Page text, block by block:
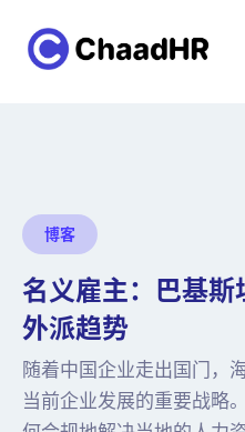
博客
名义雇主：巴基
外派趋势
随着中国企业走出国门，
当前企业发展的重要战略